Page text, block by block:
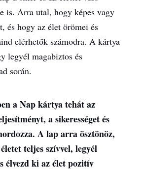
is. Arra utal, hogy képes vagy
és hogy az élet örömei és
elérhetők számodra. A kártya
legyél magabiztos és
során.
a Nap kártya tehát az
a sikerességet és
A lap arra ösztönöz,
teljes szívvel, legyél
élvezd ki az élet pozitív